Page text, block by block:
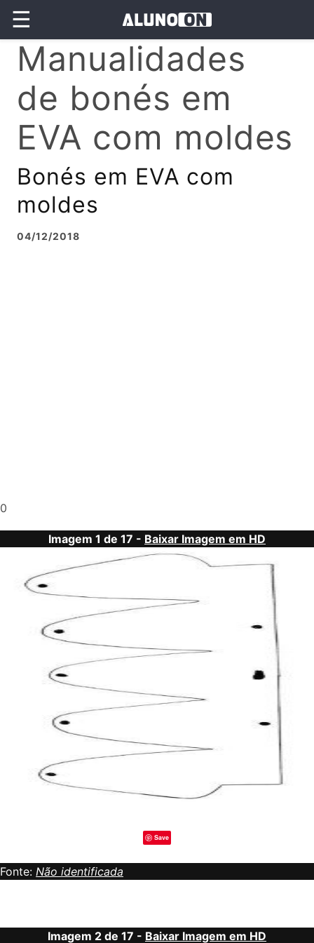
☰
Manualidades
de bonés em
EVA com moldes
Bonés em EVA com
moldes
04/12/2018
0
Imagem 1 de 17 - Baixar Imagem em HD
Save
Fonte: Não identificada
Imagem 2 de 17 - Baixar Imagem em HD